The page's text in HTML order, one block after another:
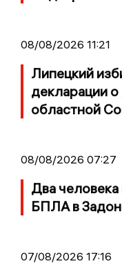
08/08/2026 11:21
Липецкий
декларации
областной
08/08/2026 07:27
Два
БПЛА в
07/08/2026 17:16